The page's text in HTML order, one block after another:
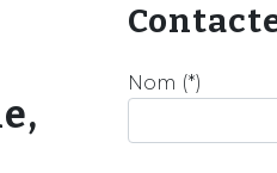
Nom (*)